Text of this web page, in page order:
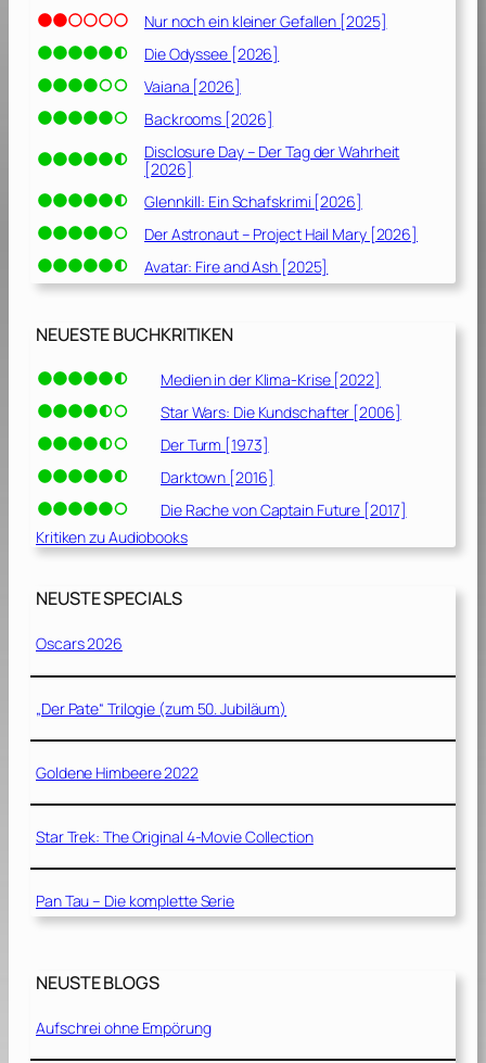
Nur noch ein kleiner Gefallen [2025]
Die Odyssee [2026]
Vaiana [2026]
Backrooms [2026]
Disclosure Day – Der Tag der Wahrheit
[2026]
Glennkill: Ein Schafskrimi [2026]
Der Astronaut – Project Hail Mary [2026]
Avatar: Fire and Ash [2025]
NEUESTE BUCHKRITIKEN
Medien in der Klima-Krise [2022]
Star Wars: Die Kundschafter [2006]
Der Turm [1973]
Darktown [2016]
Die Rache von Captain Future [2017]
Kritiken zu Audiobooks
NEUSTE SPECIALS
Oscars 2026
„Der Pate“ Trilogie (zum 50. Jubiläum)
Goldene Himbeere 2022
Star Trek: The Original 4-Movie Collection
Pan Tau – Die komplette Serie
NEUSTE BLOGS
Aufschrei ohne Empörung